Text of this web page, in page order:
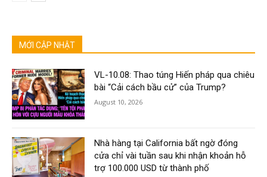
MỚI CẬP NHẬT
VL-10.08: Thao túng Hiến pháp qua chiêu
bài “Cải cách bầu cử” của Trump?
August 10, 2026
Nhà hàng tại California bất ngờ đóng
cửa chỉ vài tuần sau khi nhận khoản hỗ
trợ 100.000 USD từ thành phố